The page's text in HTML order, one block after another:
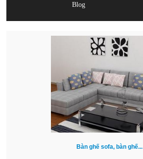
Blog
Bàn ghế sofa, bàn ghế...